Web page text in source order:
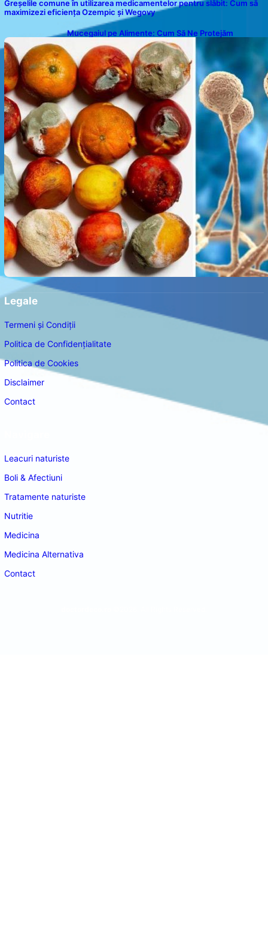
Greșelile comune în utilizarea medicamentelor pentru slăbit: Cum să
maximizezi eficiența Ozempic și Wegovy
Mucegaiul pe Alimente: Cum Să Ne Protejăm
Sănătatea?
Legale
Termeni și Condiții
Politica de Confidențialitate
Politica de Cookies
Disclaimer
Contact
Leacuri naturiste
Boli & Afectiuni
Tratamente naturiste
Nutritie
Medicina
Medicina Alternativa
Contact